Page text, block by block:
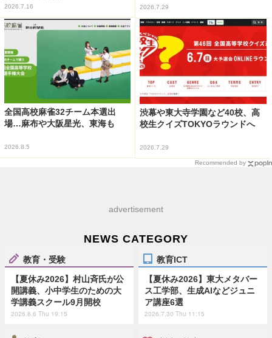
2026.7.16 2026.7.29
全国高校麻雀32チーム本選出
場…麻布や大阪星光、東海も
2026.8.5
渋幕や東大寺学園など40校、高
校生クイズTOKYOラウンドへ
2026.7.29
Recommended by
advertisement
NEWS CATEGORY
教育・受験
【夏休み2026】村山斉氏が公
開講義、小中学生のための大
学講義スクール9月開校
2026.8.6 Thu 19:15
教育ICT
【夏休み2026】東大メタバー
ス工学部、生成AIなどジュニ
ア講座6選
2026.7.30 Thu 11:15